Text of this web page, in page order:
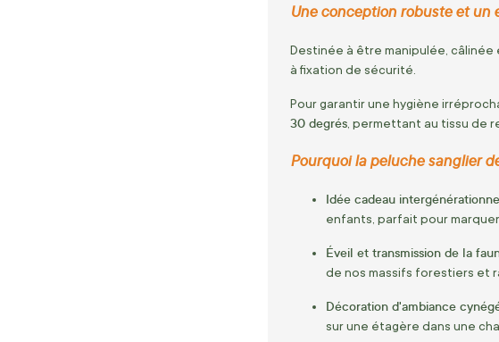
Une conception robuste et un
Destinée à être manipulée,
à fixation de sécurité.
Pour garantir une hygiène
30 degrés , permettant au tissu de
Pourquoi la peluche sanglier
Idée cadeau
enfants, parfait pour
Éveil et transmission de la
de nos massifs forestiers et
Décoration d'ambiance
sur une étagère dans une